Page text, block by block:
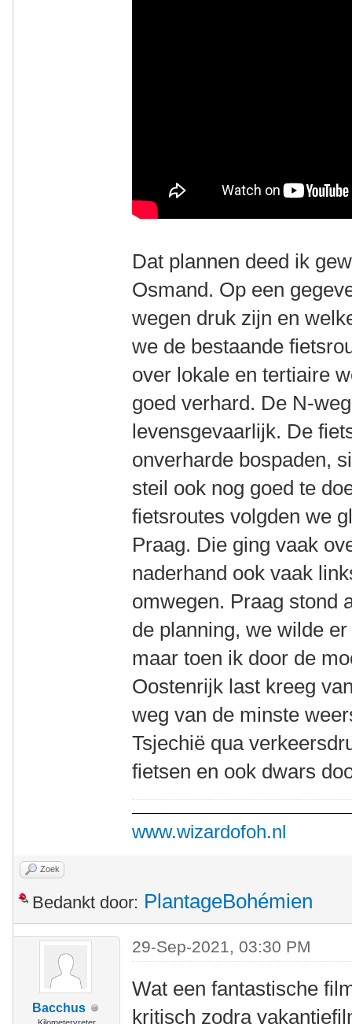
Dat plannen deed ik
Osmand. Op een
wegen druk zijn en
we de bestaande
over lokale en tertiaire
goed verhard. De N-
levensgevaarlijk. De
onverharde bospaden,
steil ook nog goed te
fietsroutes volgden we
Praag. Die ging vaak
naderhand ook vaak
omwegen. Praag stond
de planning, we wilde
maar toen ik door de
Oostenrijk last kreeg
weg van de minste
Tsjechië qua
fietsen en ook dwars
www.wizardofoh.nl
Zoek
Bedankt door: PlantageBohémien
Bacchus
29-Sep-2021, 03:30 PM
Wat een fantastische
kritisch zodra